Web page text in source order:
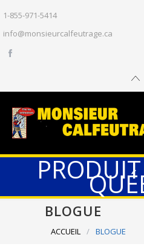
1-855-971-5414
info@monsieurcalfeutrage.ca
BLOGUE
ACCUEIL / BLOGUE